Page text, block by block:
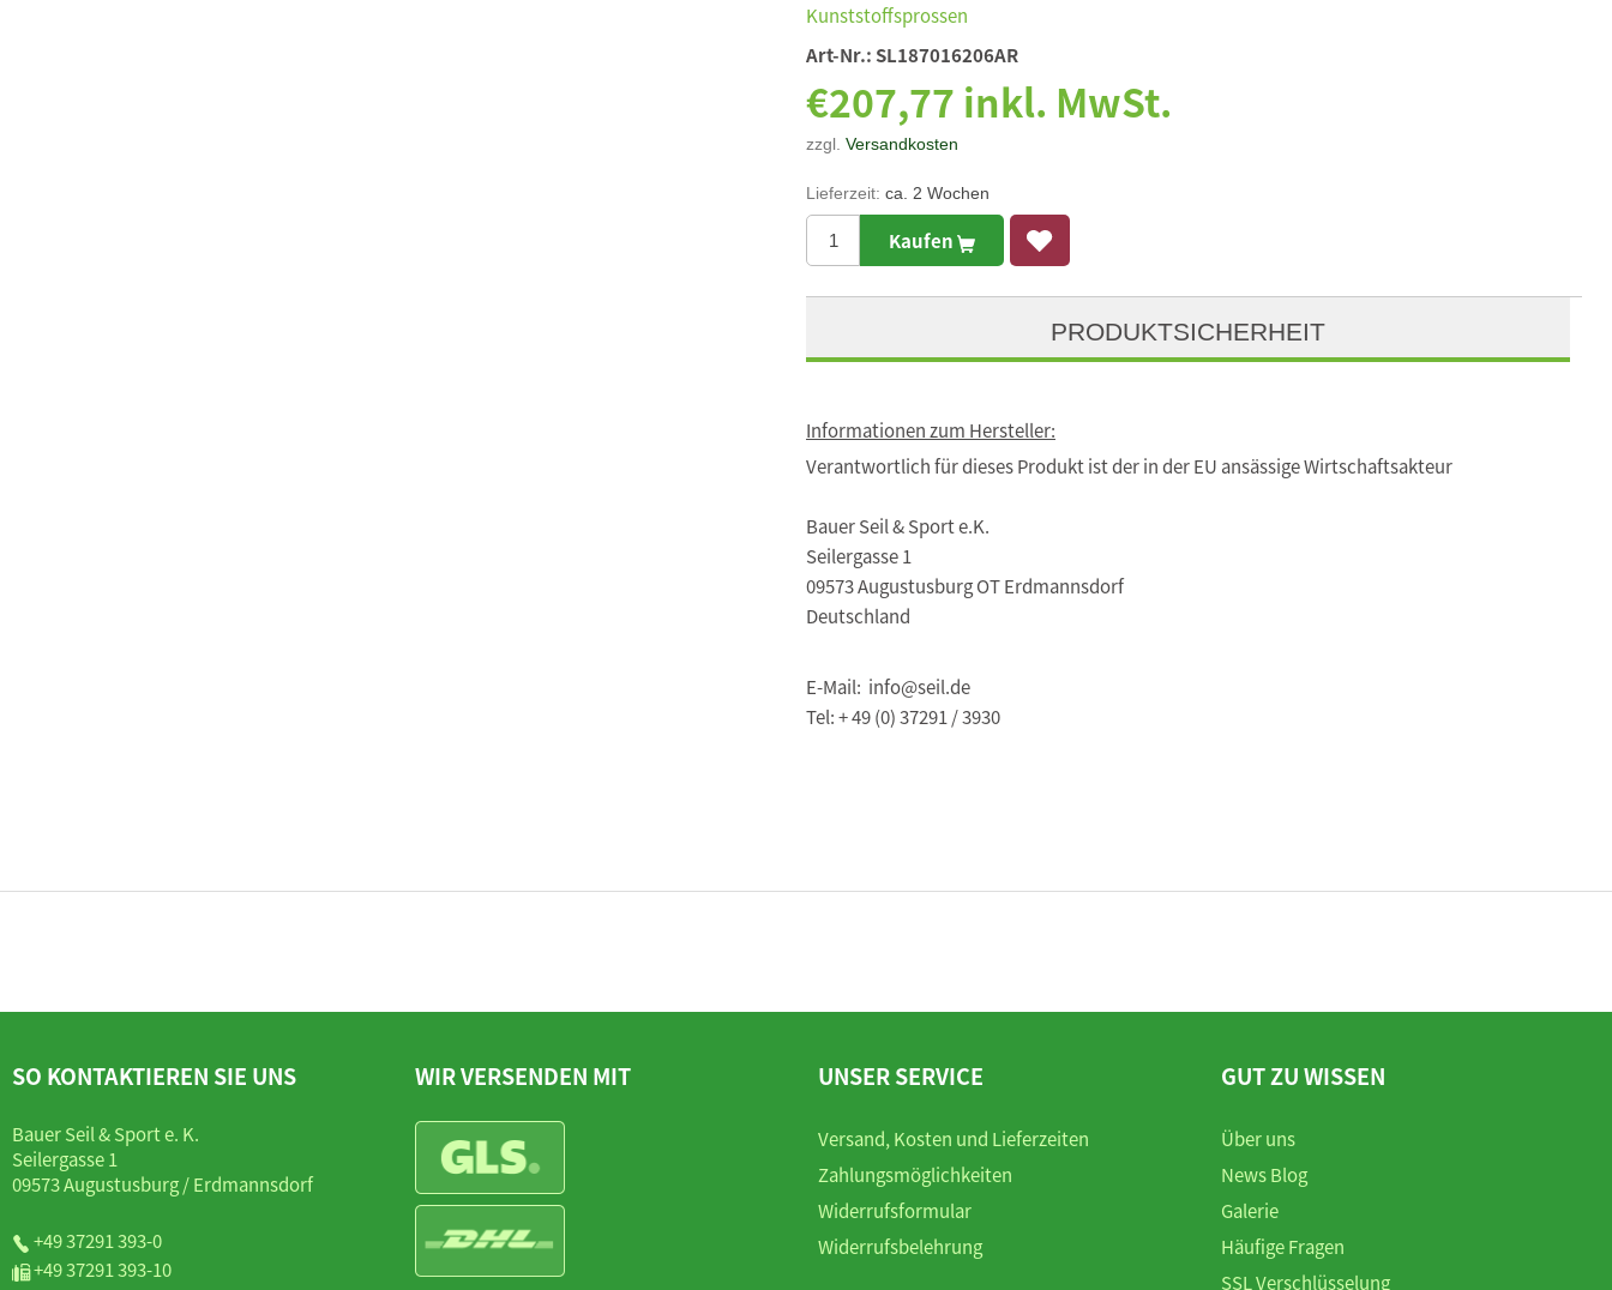
Kunststoffsprossen
Art-Nr.: SL187016206AR
€207,77 inkl. MwSt.
zzgl. Versandkosten
Lieferzeit: ca. 2 Wochen
Kaufen
PRODUKTSICHERHEIT
Informationen zum Hersteller:
Verantwortlich für dieses Produkt ist der in der EU ansässige Wirtschaftsakteur
Bauer Seil & Sport e.K.
Seilergasse 1
09573 Augustusburg OT Erdmannsdorf
Deutschland
E-Mail: info@seil.de
Tel: + 49 (0) 37291 / 3930
SO KONTAKTIEREN SIE UNS
Bauer Seil & Sport e. K.
Seilergasse 1
09573 Augustusburg / Erdmannsdorf
+49 37291 393-0
+49 37291 393-10
WIR VERSENDEN MIT UNSER SERVICE
Versand, Kosten und Lieferzeiten
Zahlungsmöglichkeiten
Widerrufsformular
Widerrufsbelehrung
GUT ZU WISSEN
Über uns
News Blog
Galerie
Häufige Fragen
SSL Verschlüsselung